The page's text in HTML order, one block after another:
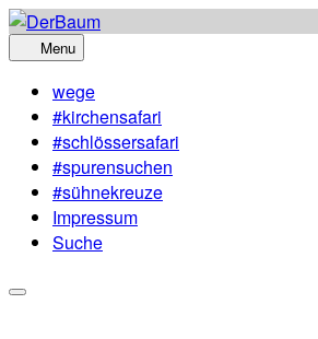
Skip
to
Menu
wege
#kirchensafari
#schlössersafari
#spurensuchen
#sühnekreuze
Impressum
Suche